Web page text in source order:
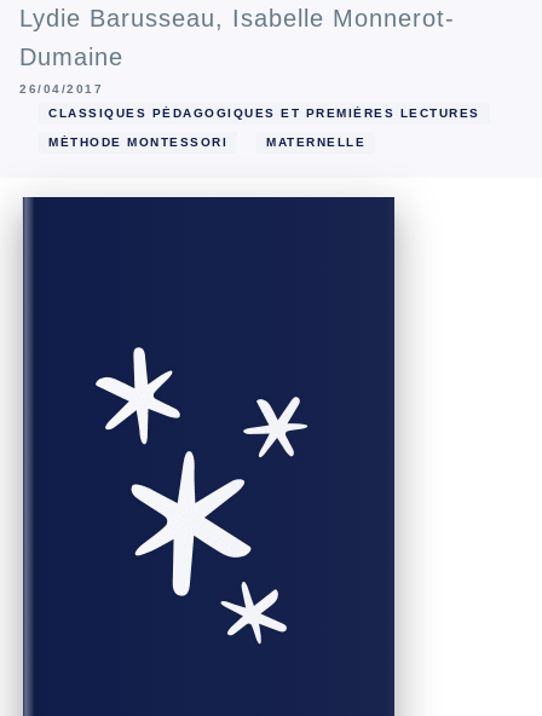
Lydie Barusseau, Isabelle Monnerot-
Dumaine
26/04/2017
CLASSIQUES PÉDAGOGIQUES ET PREMIÈRES LECTURES
MÉTHODE MONTESSORI MATERNELLE